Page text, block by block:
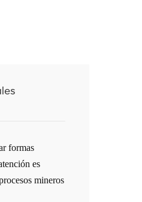
formas
es
mineros